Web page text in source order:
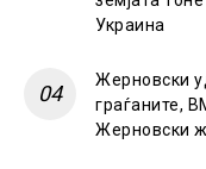
Украина
Жерновски
граѓаните,
Жерновски